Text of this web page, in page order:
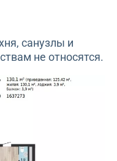
санузлы и
не относятся.